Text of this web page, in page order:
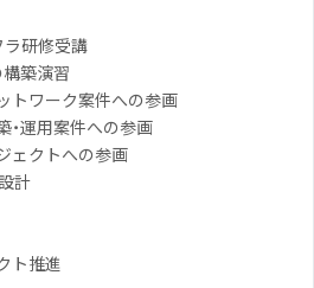
研修受講
築演習
トワーク案件への参画
・運用案件への参画
ェクトへの参画
計
ト推進